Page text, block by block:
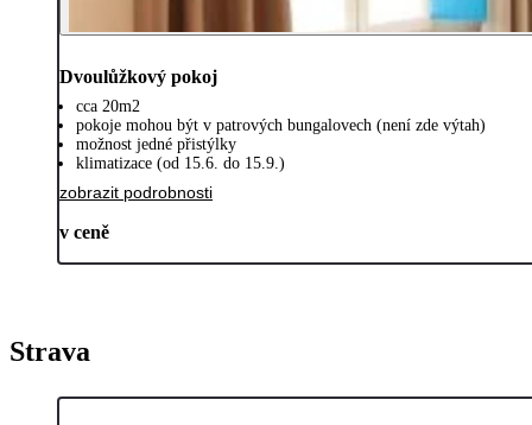
Dvoulůžkový pokoj
cca 20m2
pokoje mohou být v patrových bungalovech (není zde výtah)
možnost jedné přistýlky
klimatizace (od 15.6. do 15.9.)
zobrazit podrobnosti
v ceně
Strava